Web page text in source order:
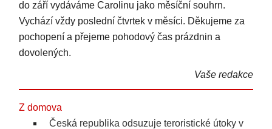
do září vydáváme Carolinu jako měsíční souhrn.
Vychází vždy poslední čtvrtek v měsíci. Děkujeme za
pochopení a přejeme pohodový čas prázdnin a
dovolených.
Vaše redakce
Z domova
Česká republika odsuzuje teroristické útoky v